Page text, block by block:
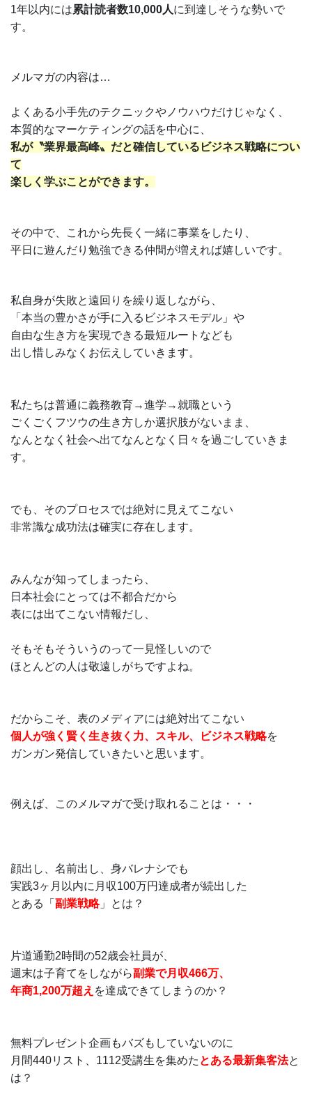
1年以内には累計読者数10,000人に到達しそうな勢いで
す。
メルマガの内容は…
よくある小手先のテクニックやノウハウだけじゃなく、
本質的なマーケティングの話を中心に、
私が〝業界最高峰〟だと確信しているビジネス戦略につい
て
楽しく学ぶことができます。
その中で、これから先長く一緒に事業をしたり、
平日に遊んだり勉強できる仲間が増えれば嬉しいです。
私自身が失敗と遠回りを繰り返しながら、
「本当の豊かさが手に入るビジネスモデル」や
自由な生き方を実現できる最短ルートなども
出し惜しみなくお伝えしていきます。
私たちは普通に義務教育→進学→就職という
ごくごくフツウの生き方しか選択肢がないまま、
なんとなく社会へ出てなんとなく日々を過ごしていきま
す。
でも、そのプロセスでは絶対に見えてこない
非常識な成功法は確実に存在します。
みんなが知ってしまったら、
日本社会にとっては不都合だから
表には出てこない情報だし、
そもそもそういうのって一見怪しいので
ほとんどの人は敬遠しがちですよね。
だからこそ、表のメディアには絶対出てこない
個人が強く賢く生き抜く力、スキル、ビジネス戦略を
ガンガン発信していきたいと思います。
例えば、このメルマガで受け取れることは・・・
顔出し、名前出し、身バレナシでも
実践3ヶ月以内に月収100万円達成者が続出した
とある「 副業戦略」とは？
片道通勤2時間の52歳会社員が、
週末は子育てをしながら副業で月収466万、
年商1,200万超え を達成できてしまうのか？
無料プレゼント企画もバズもしていないのに
月間440リスト、1112受講生を集めた とある最新集客法と
は？